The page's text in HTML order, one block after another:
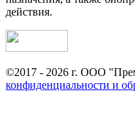
действия.
©2017 - 2026 г. ООО
конфиденциальности и